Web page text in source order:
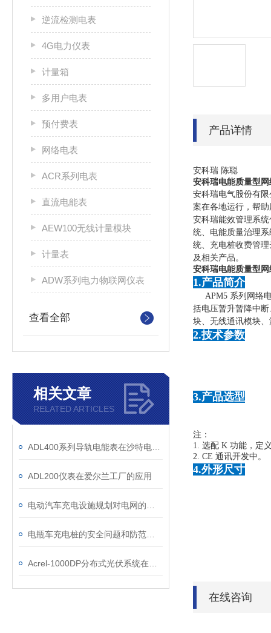
逆流检测电表
4G电力仪表
计量箱
多用户电表
预付费表
网络电表
ACR系列电表
直流电能表
AEW100无线计量模块
计量表
ADW系列电力物联网仪表
查看全部
相关文章
RELATED ARTICLES
ADL200仪表在爱尔兰工厂的应用
产品详情
安科瑞 陈聪
安科瑞电能质量型
安科瑞电气股份有
案在各地运行，帮
安科瑞能效管理系
统、电能质量治理
统、充电桩收费管
及相关产品。
安科瑞电能质量型
1.产品简介
APM5 系列网络
括电压暂升暂降中
块、无线通讯模块
2.技术参数
3.产品选型
注：
1. 选配 K 功能，定
2. CE 通讯开发中。
4.外形尺寸
在线咨询